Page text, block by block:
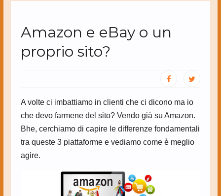
Amazon e eBay o un
proprio sito?
A volte ci imbattiamo in clienti che ci dicono ma io
che devo farmene del sito? Vendo già su Amazon.
Bhe, cerchiamo di capire le differenze fondamentali
tra queste 3 piattaforme e vediamo come è meglio
agire.